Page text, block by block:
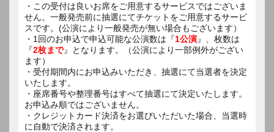
・この受付は良いお席をご用意するサービスではございま
せん。一般発売前に抽選にてチケットをご用意するサービ
スです。(公演により一般発売が無い場合もございます）
・1回のお申込で申込可能な公演数は『1公演』、枚数は
『2枚まで』となります。（公演により一部例外がござい
ます）
・受付期間内にお申込みいただき、抽選にて当選者を決定
いたします。
・座席番号や整理番号はすべて抽選にて決定いたします。
お申込み順ではございません。
・クレジットカード決済をお選びいただいた場合、当選時
に自動で決済されます。